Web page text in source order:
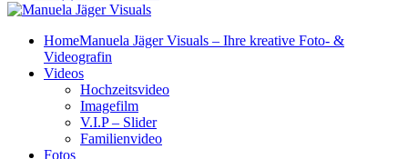
HomeManuela Jäger Visuals – Ihre kreative Foto- &
Videografin
Videos
Hochzeitsvideo
Imagefilm
V.I.P – Slider
Familienvideo
Fotos